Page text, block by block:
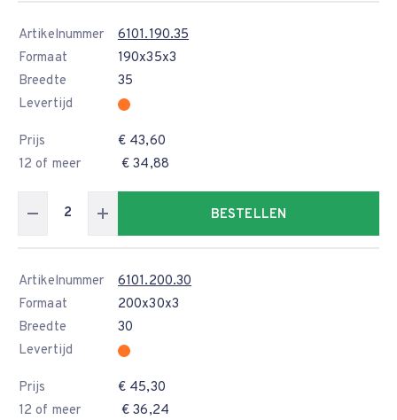
Artikelnummer
6101.190.35
Formaat
190x35x3
Breedte
35
Levertijd
Prijs
€ 43,60
12 of meer
€ 34,88
BESTELLEN
Artikelnummer
6101.200.30
Formaat
200x30x3
Breedte
30
Levertijd
Prijs
€ 45,30
12 of meer
€ 36,24